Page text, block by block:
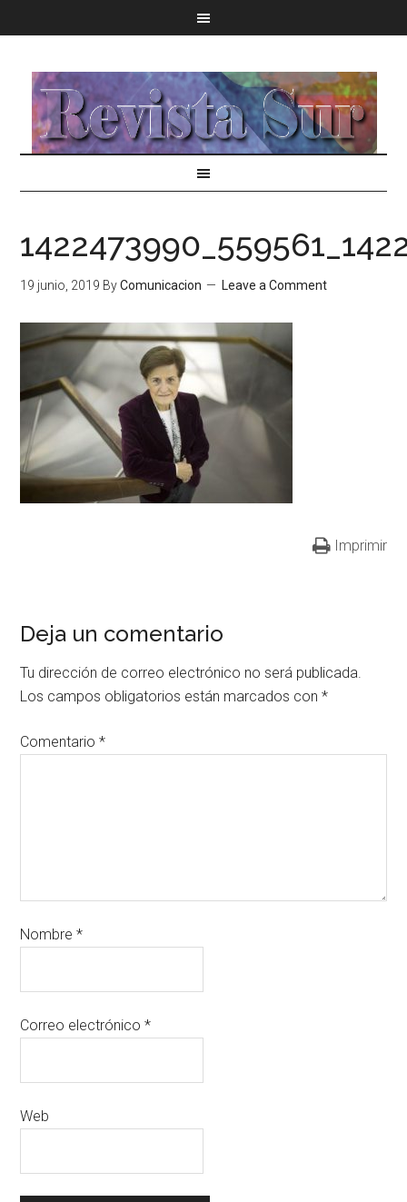
19 junio, 2019 ByComunicacion Leave a Comment
Imprimir
Deja un comentario
Tu dirección de correo electrónico no será publicada.
Los campos obligatorios están marcados con*
Comentario*
Nombre*
Correo electrónico*
Web